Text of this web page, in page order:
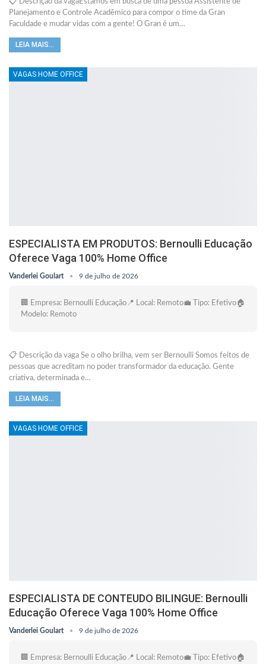
Planejamento e Controle Acadêmico para compor o time da Gran
Faculdade e mudar vidas com a gente! O Gran é um…
LEIA MAIS...
VAGAS HOME OFFICE
ESPECIALISTA EM PRODUTOS: Bernoulli Educação
Oferece Vaga 100% Home Office
Vanderlei Goulart 9 de julho de 2026
🏢 Empresa: Bernoulli Educação📍 Local: Remoto💼 Tipo: Efetivo🏠
Modelo: Remoto
📋 Descrição da vaga Se o olho brilha, vem ser Bernoulli Somos feitos de
pessoas que acreditam no poder transformador da educação. Gente
criativa, determinada e…
LEIA MAIS...
VAGAS HOME OFFICE
ESPECIALISTA DE CONTEUDO BILINGUE: Bernoulli
Educação Oferece Vaga 100% Home Office
Vanderlei Goulart 9 de julho de 2026
🏢 Empresa: Bernoulli Educação📍 Local: Remoto💼 Tipo: Efetivo🏠